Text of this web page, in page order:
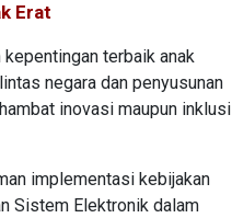
Erat
terbaik anak
negara dan penyusunan
inovasi maupun inklusi
implementasi kebijakan
Sistem Elektronik dalam